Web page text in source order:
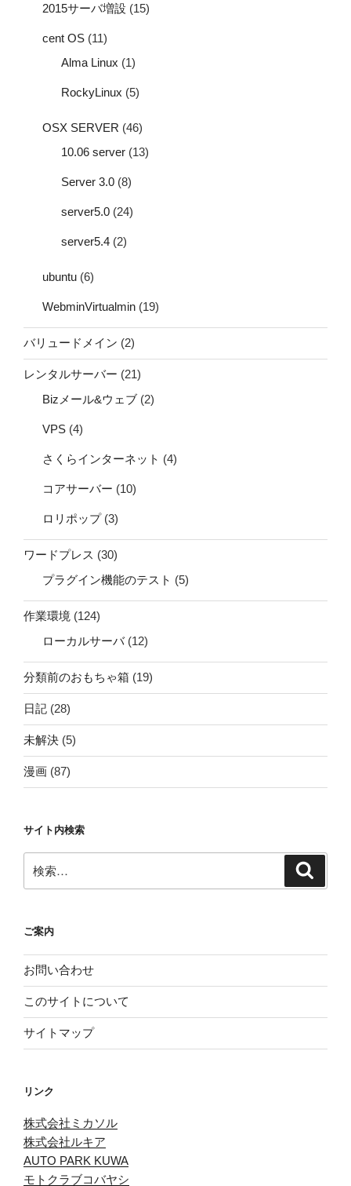
2015サーバ増設 (15)
cent OS (11)
Alma Linux (1)
RockyLinux (5)
OSX SERVER (46)
10.06 server (13)
Server 3.0 (8)
server5.0 (24)
server5.4 (2)
ubuntu (6)
WebminVirtualmin (19)
バリュードメイン (2)
レンタルサーバー (21)
Bizメール&ウェブ (2)
VPS (4)
さくらインターネット (4)
コアサーバー (10)
ロリポップ(3)
ワードプレス (30)
プラグイン機能のテスト (5)
作業環境 (124)
ローカルサーバ(12)
分類前のおもちゃ箱 (19)
日記 (28)
未解決 (5)
漫画 (87)
サイト内検索
索:
ご案内
お問い合わせ
このサイトについて
サイトマップ
リンク
株式会社ミカソル
株式会社ルキア
AUTO PARK KUWA
モトクラブコバヤシ